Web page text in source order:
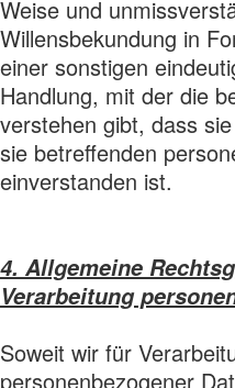
Weise und
Willensbekundung in
einer sonstigen
Handlung, mit der die
verstehen gibt, dass
sie betreffenden
einverstanden ist.
4. Allgemeine
Verarbeitung
Soweit wir für
personenbezogener